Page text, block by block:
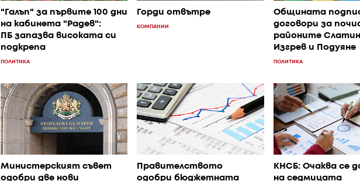
"Галъп" за първите 100 дни
на кабинета "Радев":
ПБ запазва високата си
подкрепа
ПОЛИТИКА
Горди отвътре
КОМПАНИИ
Общината
договори за
районите
Изгрев и Подуяне
ПОЛИТИКА
Министерският съвет
одобри две нови
Правителството
одобри бюджетната
КНСБ: Очаква се
на седмицата